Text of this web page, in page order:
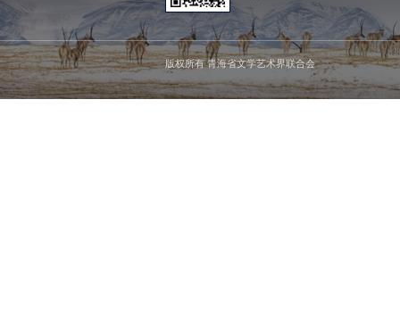
版权所有 青海省文学艺术界联合会